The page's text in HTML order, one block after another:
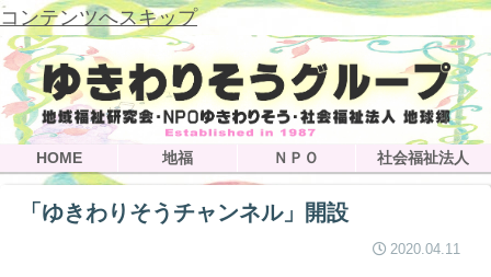
コンテンツへスキップ
HOME 地福 ＮＰＯ 社会福祉法人
「ゆきわりそうチャンネル」開設
2020.04.11